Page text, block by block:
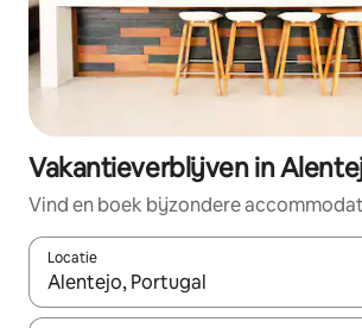
Vakantieverblijven in
Vind en boek bijzondere
Locatie
Wanneer er resultaten beschikbaar